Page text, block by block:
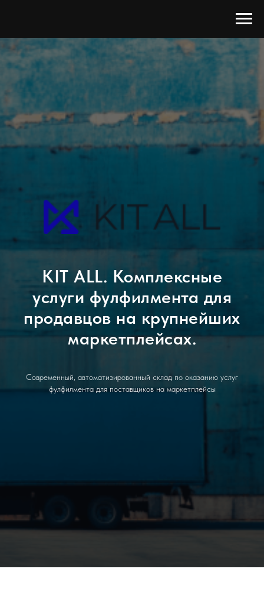
KIT ALL. Комплексные
услуги фулфилмента для
продавцов на крупнейших
маркетплейсах.
Современный, автоматизированный склад по оказанию услуг
фулфилмента для поставщиков на маркетплейсы